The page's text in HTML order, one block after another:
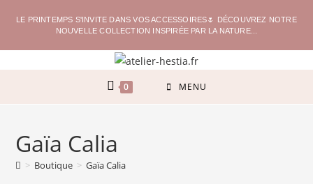
LE PRINTEMPS S'INVITE DANS VOS ACCESSOIRES🌷 DÉCOUVREZ NOTRE
NOUVELLE COLLECTION INSPIRÉE PAR LA NATURE...
0 MENU
Gaïa Calia
> Boutique > Gaïa Calia